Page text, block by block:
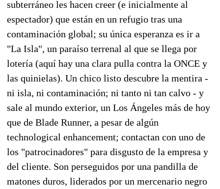
subterráneo les hacen creer (e inicialmente al
espectador) que están en un refugio tras una
contaminación global; su única esperanza es ir a
"La Isla", un paraíso terrenal al que se llega por
lotería (aquí hay una clara pulla contra la ONCE y
las quinielas). Un chico listo descubre la mentira -
ni isla, ni contaminación; ni tanto ni tan calvo - y
sale al mundo exterior, un Los Ángeles más de hoy
que de Blade Runner, a pesar de algún
technological enhancement; contactan con uno de
los "patrocinadores" para disgusto de la empresa y
del cliente. Son perseguidos por una pandilla de
matones duros, liderados por un mercenario negro